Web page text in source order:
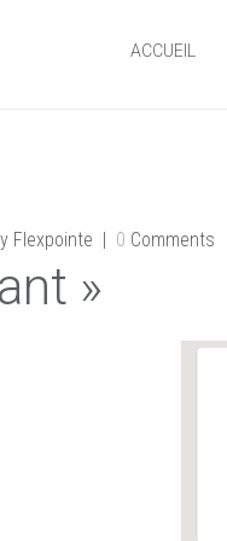
ACCUEIL
Flexpointe 0 Comments
»